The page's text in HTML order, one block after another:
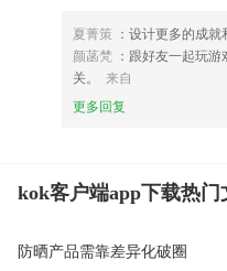
夏菁策 ：设计更多的成
颜菡梵 ：跟好友一起玩
关。
来自
更多回复
kok客户端app下载热门
防晒产品需靠差异化破圈